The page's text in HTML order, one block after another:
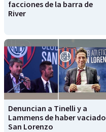
facciones de la barra de
River
Denuncian a Tinelli y a
Lammens de haber vaciado
San Lorenzo